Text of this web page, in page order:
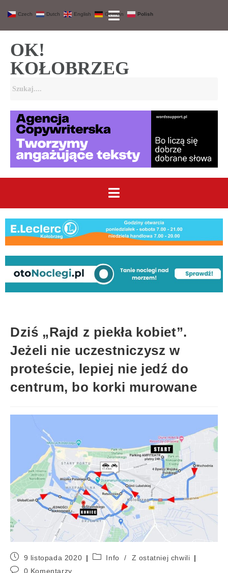
OK!
KOŁOBRZEG
Dziś „Rajd z piekła kobiet”.
Jeżeli nie uczestniczysz w
proteście, lepiej nie jedź do
centrum, bo korki murowane
9 listopada 2020 Info /
Z ostatniej chwili
0 Komentarzy
Czech Dutch English German Polish